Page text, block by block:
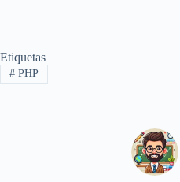
Etiquetas
#PHP